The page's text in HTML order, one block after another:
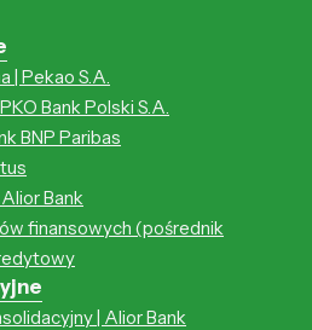
| Pekao S.A.
Bank Polski S.A.
BNP Paribas
Bank
finansowych (pośrednik
| Alior Bank